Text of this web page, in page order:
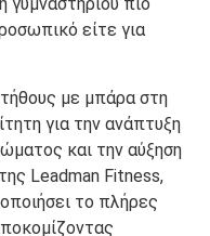
είτε για
με μπάρα στη
για την ανάπτυξη
και την αύξηση
Leadman Fitness,
το πλήρες